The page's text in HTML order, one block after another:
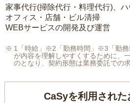
家事代行(掃除代行・料理代行)、
オフィス・店舗・ビル清掃
WEBサービスの開発及び運営
1「時給」※2「勤務時間」※3「勤務
が内容を理解しやすくするために、
のとなり、契約形態は業務委託での
CaSyを利用され